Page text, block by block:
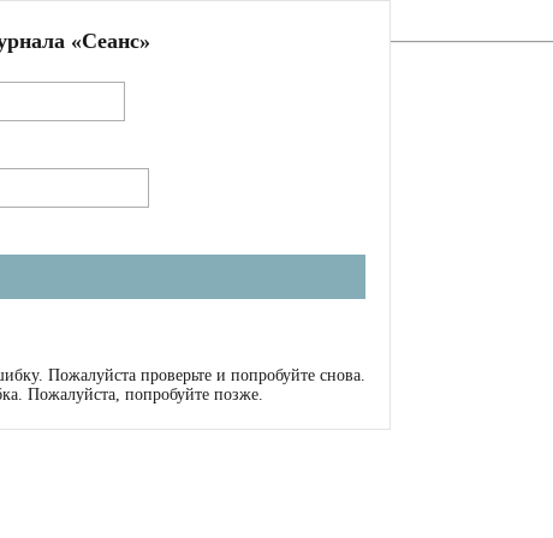
«Сеанс»
Пожалуйста проверьте и попробуйте снова.
Пожалуйста, попробуйте позже.